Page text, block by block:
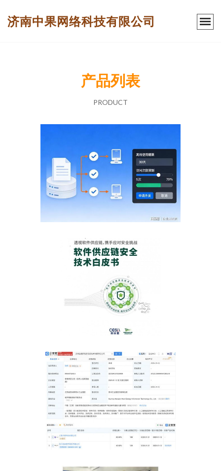
济南中果网络科技有限公司
产品列表
PRODUCT